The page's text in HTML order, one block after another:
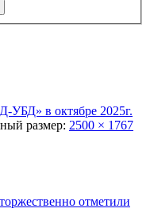
в октябре 2025г.
размер: 2500 × 1767
отметили